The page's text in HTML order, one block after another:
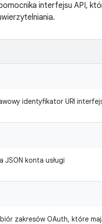
interfejsu API,
identyfikator URI
JSON konta usługi
zakresów OAuth, które